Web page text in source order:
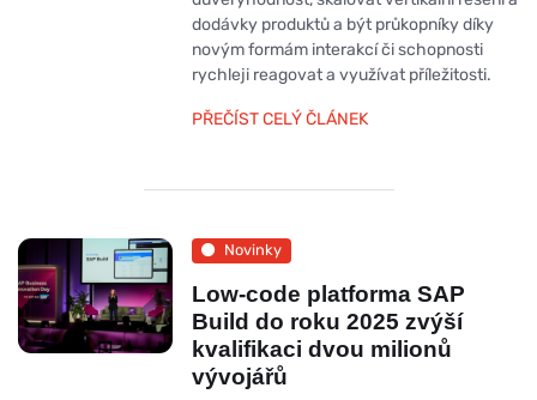
dodávky produktů a být průkopníky díky
novým formám interakcí či schopnosti
rychleji reagovat a využívat příležitosti.
PŘEČÍST CELÝ ČLÁNEK
Novinky
Low-code platforma SAP
Build do roku 2025 zvýší
kvalifikaci dvou milionů
vývojářů